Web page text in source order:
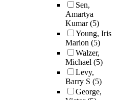
Sen,
Amartya
Kumar(5)
Young, Iris
Marion (5)
Walzer,
Michael (5)
Levy,
Barry S (5)
George,